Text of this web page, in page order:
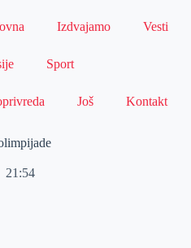
Izdvajamo Vesti
Sport
Još Kontakt
21:54